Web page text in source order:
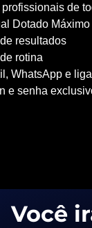
de
Dotado Máximo
resultados
rotina
WhatsApp e
e senha
Você